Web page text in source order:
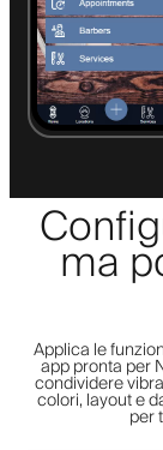
ma
Applica le
app pronta per
condividere
colori, layout e
per